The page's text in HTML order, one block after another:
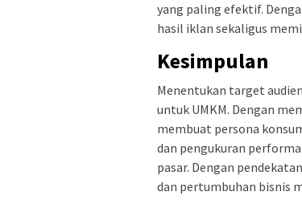
yang paling efektif.
hasil iklan sekaligus
Kesimpulan
Menentukan target
untuk UMKM. Dengan
membuat persona
dan pengukuran
pasar. Dengan
dan pertumbuhan bisnis